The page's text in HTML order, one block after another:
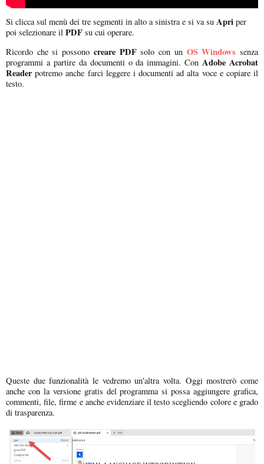
Si clicca sul menù dei tre segmenti in alto a sinistra e si va su Apri per
poi selezionare il PDF su cui operare.
Ricordo che si possono creare PDFsolo con un OS Windows senza
programmi a partire da documenti o da immagini. Con Adobe Acrobat
Readerpotremo anche farci leggere i documenti ad alta voce e copiare il
testo.
Queste due funzionalità le vedremo un'altra volta. Oggi mostrerò come
anche con la versione gratis del programma si possa aggiungere grafica,
commenti, file, firme e anche evidenziare il testo scegliendo colore e grado
di trasparenza.